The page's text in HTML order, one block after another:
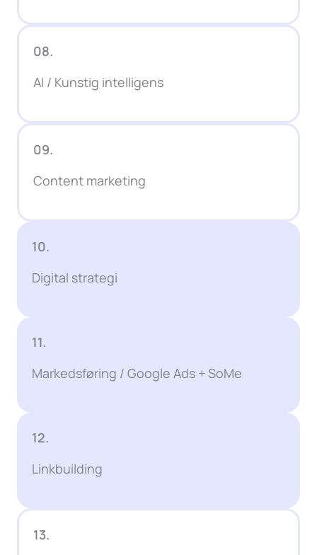
08.
AI / Kunstig intelligens
09.
Content marketing
10.
Digital strategi
11.
Markedsføring / Google Ads + SoMe
12.
Linkbuilding
13.